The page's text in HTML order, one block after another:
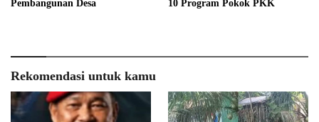
Pembangunan Desa
10 Program Pokok PKK
Rekomendasi untuk kamu